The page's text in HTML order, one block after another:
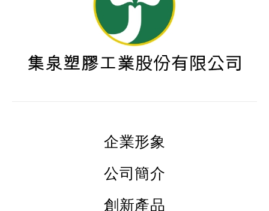
企業形象
公司簡介
創新產品